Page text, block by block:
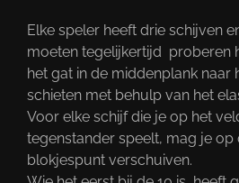
Elke speler heeft drie schijven
moeten tegelijkertijd proberen
het gat in de middenplank naar
schieten met behulp van het
Voor elke schijf die je op het
tegenstander speelt, mag je op
blokjespunt verschuiven.